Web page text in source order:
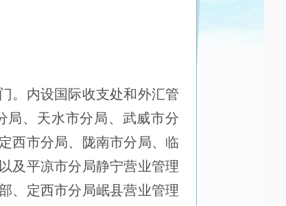
。内设国际收支处和外汇管
局、天水市分局、武威市分
西市分局、陇南市分局、临
及 平凉市分局静宁营业管理
、定西市分局岷县营业管理